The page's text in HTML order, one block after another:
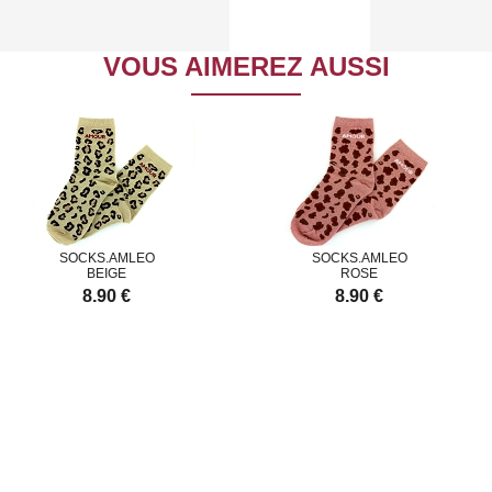
VOUS AIMEREZ AUSSI
SOCKS.AMLEO